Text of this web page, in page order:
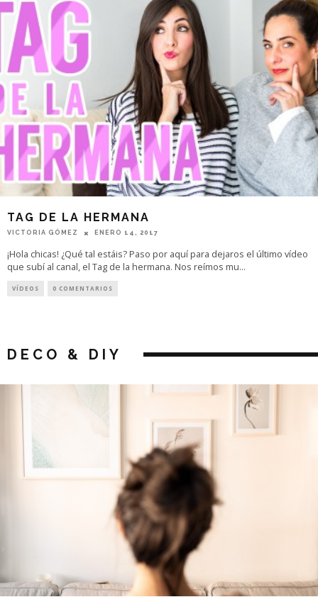
TAG DE LA HERMANA
VICTORIA GÓMEZ ENERO 14, 2017
¡Hola chicas! ¿Qué tal estáis? Paso por aquí para dejaros el último vídeo
que subí al canal, el Tag de la hermana. Nos reímos mu...
VÍDEOS 0 COMENTARIOS
DECO & DIY